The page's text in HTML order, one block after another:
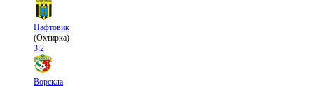
Нафтовик
(Охтирка)
3:2
Ворскла